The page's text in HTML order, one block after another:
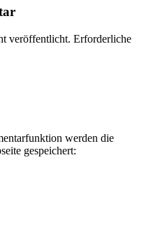
veröffentlicht. Erforderliche
werden die
gespeichert: